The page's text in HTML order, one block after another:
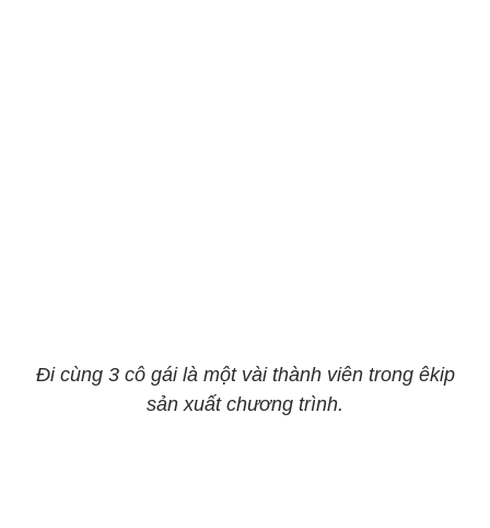
Đi cùng 3 cô gái là một vài thành viên trong êkip
sản xuất chương trình.